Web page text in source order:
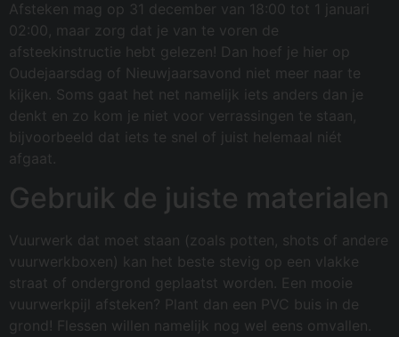
Afsteken mag op 31 december van 18:00 tot 1 januari
02:00, maar zorg dat je van te voren de
afsteekinstructie hebt gelezen! Dan hoef je hier op
Oudejaarsdag of Nieuwjaarsavond niet meer naar te
kijken. Soms gaat het net namelijk iets anders dan je
denkt en zo kom je niet voor verrassingen te staan,
bijvoorbeeld dat iets te snel of juist helemaal niét
afgaat.
Gebruik de juiste materialen
Vuurwerk dat moet staan (zoals potten, shots of andere
vuurwerkboxen) kan het beste stevig op een vlakke
straat of ondergrond geplaatst worden. Een mooie
vuurwerkpijl afsteken? Plant dan een PVC buis in de
grond! Flessen willen namelijk nog wel eens omvallen.